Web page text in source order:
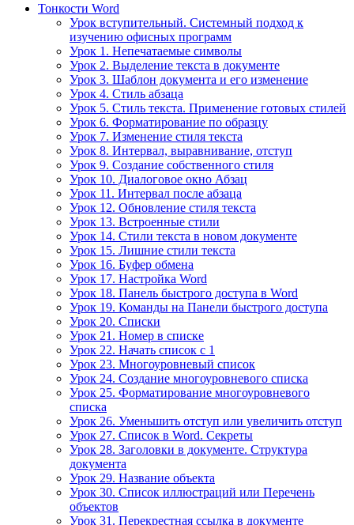
Тонкости Word
Урок вступительный. Системный подход к
изучению офисных программ
Урок 1. Непечатаемые символы
Урок 2. Выделение текста в документе
Урок 3. Шаблон документа и его изменение
Урок 4. Стиль абзаца
Урок 5. Стиль текста. Применение готовых стилей
Урок 6. Форматирование по образцу
Урок 7. Изменение стиля текста
Урок 8. Интервал, выравнивание, отступ
Урок 9. Создание собственного стиля
Урок 10. Диалоговое окно Абзац
Урок 11. Интервал после абзаца
Урок 12. Обновление стиля текста
Урок 13. Встроенные стили
Урок 14. Стили текста в новом документе
Урок 15. Лишние стили текста
Урок 16. Буфер обмена
Урок 17. Настройка Word
Урок 18. Панель быстрого доступа в Word
Урок 19. Команды на Панели быстрого доступа
Урок 20. Списки
Урок 21. Номер в списке
Урок 22. Начать список с 1
Урок 23. Многоуровневый список
Урок 24. Создание многоуровневого списка
Урок 25. Форматирование многоуровневого
списка
Урок 26. Уменьшить отступ или увеличить отступ
Урок 27. Список в Word. Секреты
Урок 28. Заголовки в документе. Структура
документа
Урок 29. Название объекта
Урок 30. Список иллюстраций или Перечень
объектов
Урок 31. Перекрестная ссылка в документе